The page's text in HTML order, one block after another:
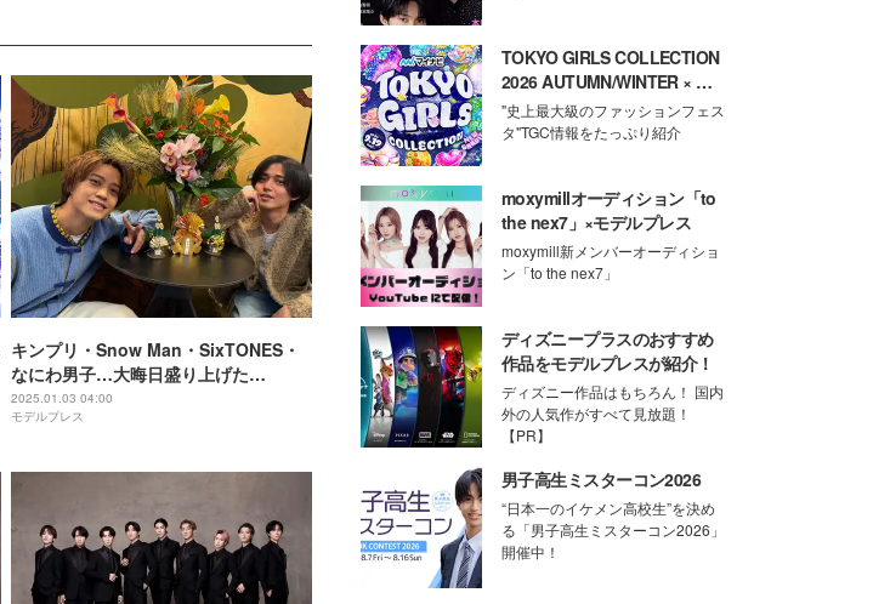
キンプリ・Snow Man・SixTONES・
なにわ男子…大晦日盛り上げた
STARTO社タレント生配信に反響殺到
「1日とても充実」「一緒に年を越せて
2025.01.03 04:00
モデルプレス
TOKYO GIRLS COLLECTION
2026 AUTUMN/WINTER × モ
デルプレス
"史上最大級のファッションフェス
タ"TGC情報をたっぷり紹介
moxymillオーディション「to
the nex7」×モデルプレス
moxymill新メンバーオーディショ
ン「to the nex7」
ディズニープラスのおすすめ
作品をモデルプレスが紹介！
ディズニー作品はもちろん！ 国内
外の人気作がすべて見放題！
【PR】
男子高生ミスターコン2026
“日本一のイケメン高校生”を決め
る「男子高生ミスターコン2026」
開催中！